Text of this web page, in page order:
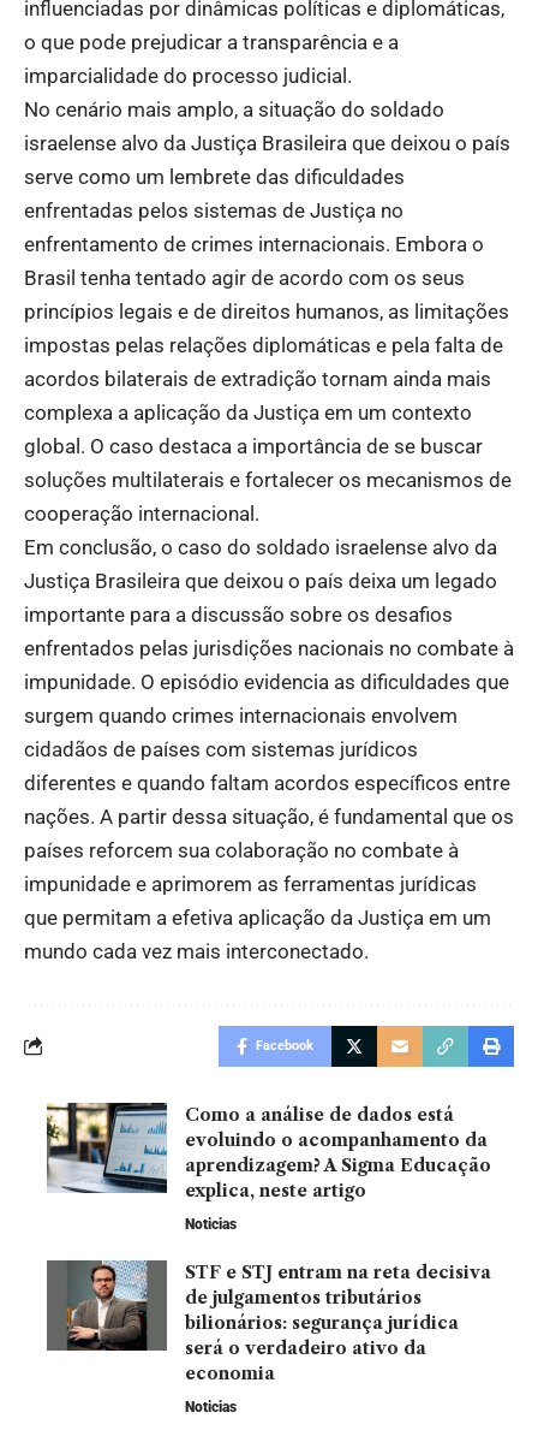
influenciadas por dinâmicas políticas e diplomáticas,
o que pode prejudicar a transparência e a
imparcialidade do processo judicial.
No cenário mais amplo, a situação do soldado
israelense alvo da Justiça Brasileira que deixou o país
serve como um lembrete das dificuldades
enfrentadas pelos sistemas de Justiça no
enfrentamento de crimes internacionais. Embora o
Brasil tenha tentado agir de acordo com os seus
princípios legais e de direitos humanos, as limitações
impostas pelas relações diplomáticas e pela falta de
acordos bilaterais de extradição tornam ainda mais
complexa a aplicação da Justiça em um contexto
global. O caso destaca a importância de se buscar
soluções multilaterais e fortalecer os mecanismos de
cooperação internacional.
Em conclusão, o caso do soldado israelense alvo da
Justiça Brasileira que deixou o país deixa um legado
importante para a discussão sobre os desafios
enfrentados pelas jurisdições nacionais no combate à
impunidade. O episódio evidencia as dificuldades que
surgem quando crimes internacionais envolvem
cidadãos de países com sistemas jurídicos
diferentes e quando faltam acordos específicos entre
nações. A partir dessa situação, é fundamental que os
países reforcem sua colaboração no combate à
impunidade e aprimorem as ferramentas jurídicas
que permitam a efetiva aplicação da Justiça em um
mundo cada vez mais interconectado.
Facebook
Como a análise de dados está
evoluindo o acompanhamento da
aprendizagem? A Sigma Educação
explica, neste artigo
Noticias
STF e STJ entram na reta decisiva
de julgamentos tributários
bilionários: segurança jurídica
será o verdadeiro ativo da
economia
Noticias